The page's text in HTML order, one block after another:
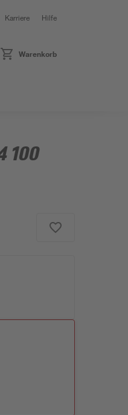
Karriere Hilfe
Warenkorb
100